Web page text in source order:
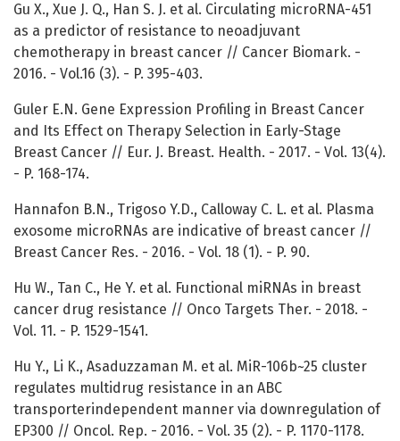
Gu X., Xue J. Q., Han S. J. et al. Circulating microRNA-451
as a predictor of resistance to neoadjuvant
chemotherapy in breast cancer // Cancer Biomark. -
2016. - Vol.16 (3). - P. 395-403.
Guler E.N. Gene Expression Profiling in Breast Cancer
and Its Effect on Therapy Selection in Early-Stage
Breast Cancer // Eur. J. Breast. Health. - 2017. - Vol. 13(4).
- P. 168-174.
Hannafon B.N., Trigoso Y.D., Calloway C. L. et al. Plasma
exosome microRNAs are indicative of breast cancer //
Breast Cancer Res. - 2016. - Vol. 18 (1). - P. 90.
Hu W., Tan C., He Y. et al. Functional miRNAs in breast
cancer drug resistance // Onco Targets Ther. - 2018. -
Vol. 11. - P. 1529-1541.
Hu Y., Li K., Asaduzzaman M. et al. MiR-106b~25 cluster
regulates multidrug resistance in an ABC
transporterindependent manner via downregulation of
EP300 // Oncol. Rep. - 2016. - Vol. 35 (2). - P. 1170-1178.